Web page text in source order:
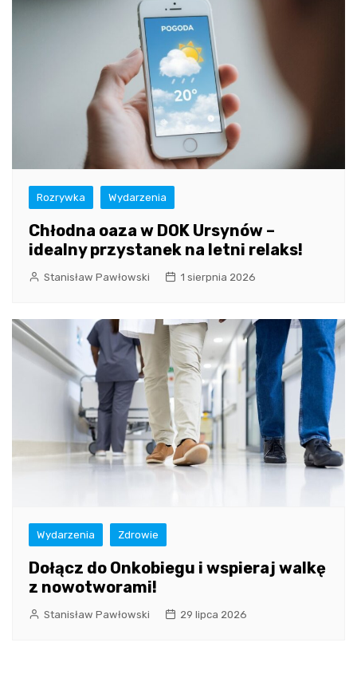
Rozrywka Wydarzenia
Chłodna oaza w DOK Ursynów –
idealny przystanek na letni relaks!
Stanisław Pawłowski 1 sierpnia 2026
Wydarzenia Zdrowie
Dołącz do Onkobiegu i wspieraj walkę
z nowotworami!
Stanisław Pawłowski 29 lipca 2026